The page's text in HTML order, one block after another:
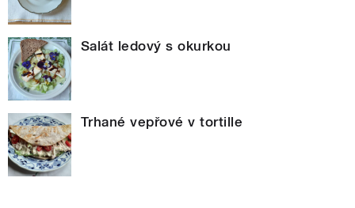
Salát ledový s okurkou
Trhané vepřové v tortille